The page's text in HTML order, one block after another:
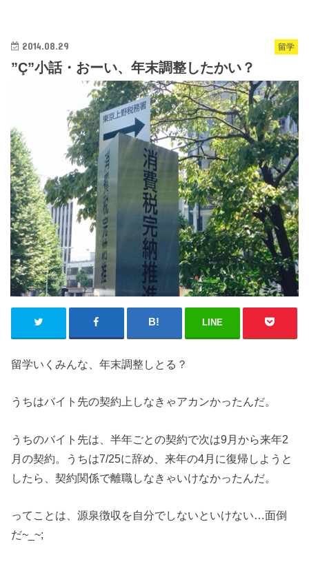
留学
2014.08.29
”Ç”小話・おーい、年末調整したかい？
LINE
留学いくみんな、年末調整しとる？
うちはバイト先の契約上しなきゃアカンかったんだ。
うちのバイト先は、半年ごとの契約で次は9月から来年2
月の契約。うちは7/25に辞め、来年の4月に復帰しようと
したら、契約関係で離職しなきゃいけなかったんだ。
ってことは、源泉徴収を自分でしないといけない…面倒
だ~_~;